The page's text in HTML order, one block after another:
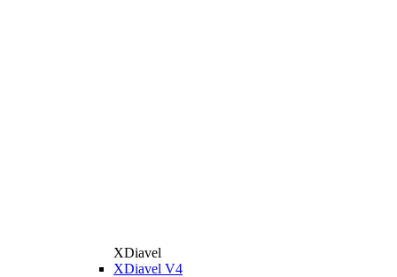
XDiavel
XDiavel V4